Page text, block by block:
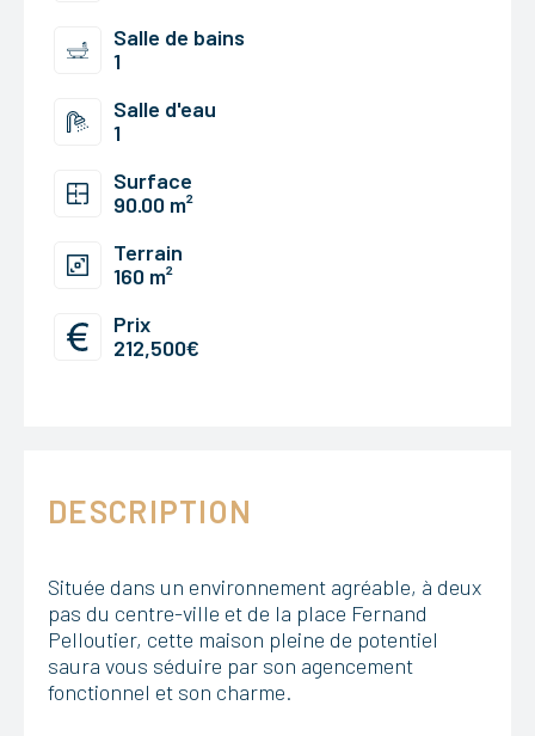
Salle de bains
1
Salle d'eau
1
Surface
90.00 m²
Terrain
160 m²
Prix
212,500€
DESCRIPTION
Située dans un environnement agréable, à deux
pas du centre-ville et de la place Fernand
Pelloutier, cette maison pleine de potentiel
saura vous séduire par son agencement
fonctionnel et son charme.